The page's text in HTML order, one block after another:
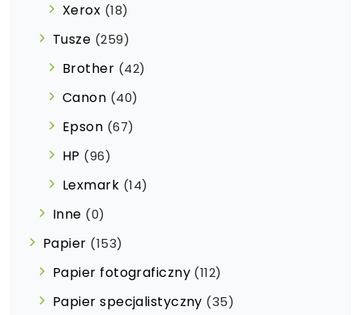
Xerox (18)
Tusze (259)
Brother (42)
Canon (40)
Epson (67)
HP (96)
Lexmark (14)
Inne (0)
Papier (153)
Papier fotograficzny (112)
Papier specjalistyczny (35)